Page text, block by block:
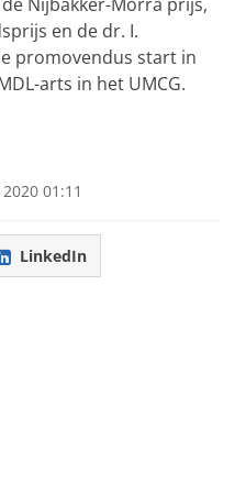
en de dr. I.
promovendus start in
arts in het UMCG.
01:11
LinkedIn